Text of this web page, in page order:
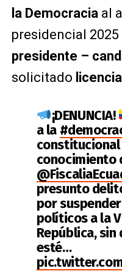
la Democracia al
presidencial
presidente –
solicitado licencia
¡DENUNCIA!
a la
constitucional
conocimiento
presunto
por
políticos a la
República,
esté…